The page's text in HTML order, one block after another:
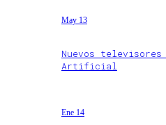
May 13
Nuevos televisores
Artificial
Ene 14